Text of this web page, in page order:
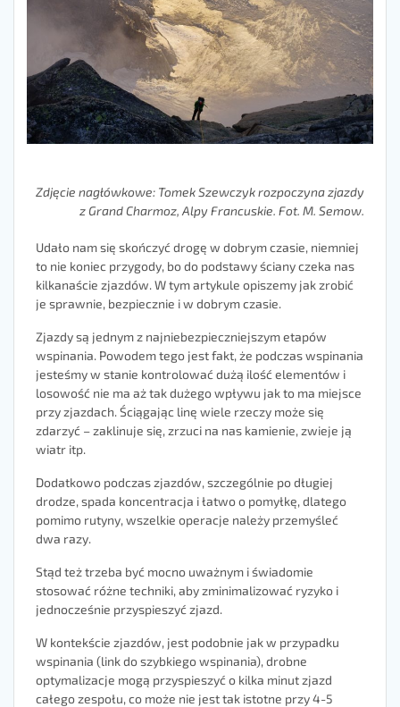
Zdjęcie nagłówkowe: Tomek Szewczyk rozpoczyna zjazdy
z Grand Charmoz, Alpy Francuskie. Fot. M. Semow.
Udało nam się skończyć drogę w dobrym czasie, niemniej
to nie koniec przygody, bo do podstawy ściany czeka nas
kilkanaście zjazdów. W tym artykule opiszemy jak zrobić
je sprawnie, bezpiecznie i w dobrym czasie.
Zjazdy są jednym z najniebezpieczniejszym etapów
wspinania. Powodem tego jest fakt, że podczas wspinania
jesteśmy w stanie kontrolować dużą ilość elementów i
losowość nie ma aż tak dużego wpływu jak to ma miejsce
przy zjazdach. Ściągając linę wiele rzeczy może się
zdarzyć – zaklinuje się, zrzuci na nas kamienie, zwieje ją
wiatr itp.
Dodatkowo podczas zjazdów, szczególnie po długiej
drodze, spada koncentracja i łatwo o pomyłkę, dlatego
pomimo rutyny, wszelkie operacje należy przemyśleć
dwa razy.
Stąd też trzeba być mocno uważnym i świadomie
stosować różne techniki, aby zminimalizować ryzyko i
jednocześnie przyspieszyć zjazd.
W kontekście zjazdów, jest podobnie jak w przypadku
wspinania (link do szybkiego wspinania), drobne
optymalizacje mogą przyspieszyć o kilka minut zjazd
całego zespołu, co może nie jest tak istotne przy 4-5